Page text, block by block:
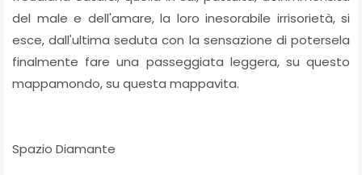
del male e dell'amare, la loro inesorabile irrisorietà, si
esce, dall'ultima seduta con la sensazione di potersela
finalmente fare una passeggiata leggera, su questo
mappamondo, su questa mappavita.
Spazio Diamante